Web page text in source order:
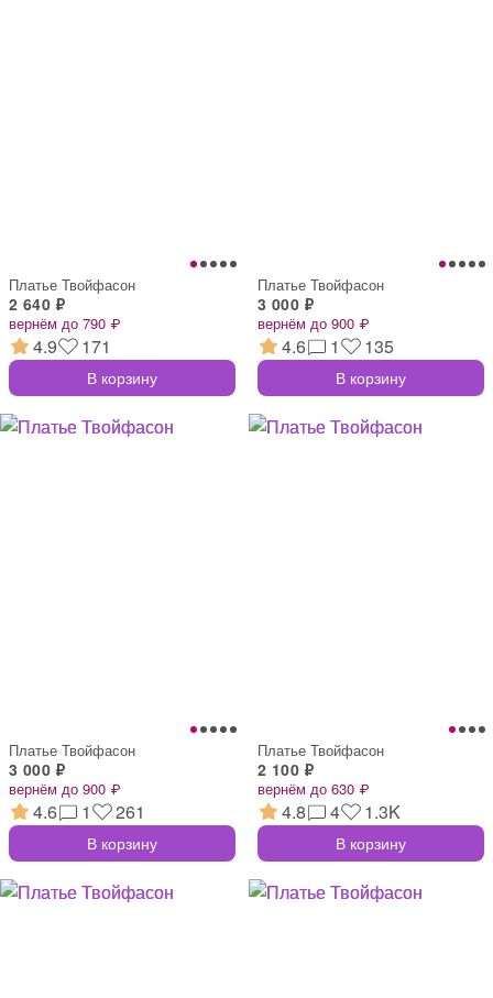
Платье Твойфасон
2 640 ₽
вернём до 790 ₽
4.9 171
В корзину
Платье Твойфасон
3 000 ₽
вернём до 900 ₽
4.6 1 135
В корзину
Платье Твойфасон
3 000 ₽
вернём до 900 ₽
4.6 1 261
В корзину
Платье Твойфасон
2 100 ₽
вернём до 630 ₽
4.8 4 1.3K
В корзину